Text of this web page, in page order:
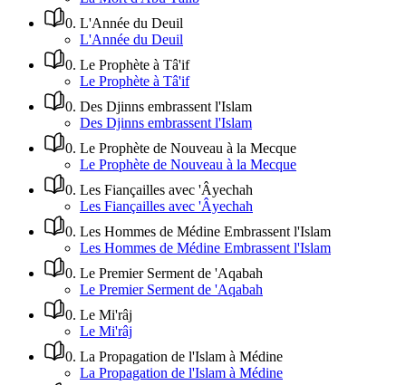
0. L'Année du Deuil
L'Année du Deuil
0. Le Prophète à Tâ'if
Le Prophète à Tâ'if
0. Des Djinns embrassent l'Islam
Des Djinns embrassent l'Islam
0. Le Prophète de Nouveau à la Mecque
Le Prophète de Nouveau à la Mecque
0. Les Fiançailles avec 'Âyechah
Les Fiançailles avec 'Âyechah
0. Les Hommes de Médine Embrassent l'Islam
Les Hommes de Médine Embrassent l'Islam
0. Le Premier Serment de 'Aqabah
Le Premier Serment de 'Aqabah
0. Le Mi'râj
Le Mi'râj
0. La Propagation de l'Islam à Médine
La Propagation de l'Islam à Médine